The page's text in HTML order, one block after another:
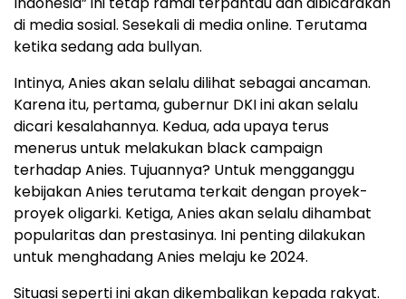
di media sosial. Sesekali di media online. Terutama
ketika sedang ada bullyan.
Intinya, Anies akan selalu dilihat sebagai ancaman.
Karena itu, pertama, gubernur DKI ini akan selalu
dicari kesalahannya. Kedua, ada upaya terus
menerus untuk melakukan black campaign
terhadap Anies. Tujuannya? Untuk mengganggu
kebijakan Anies terutama terkait dengan proyek-
proyek oligarki. Ketiga, Anies akan selalu dihambat
popularitas dan prestasinya. Ini penting dilakukan
untuk menghadang Anies melaju ke 2024.
Situasi seperti ini akan dikembalikan kepada rakyat.